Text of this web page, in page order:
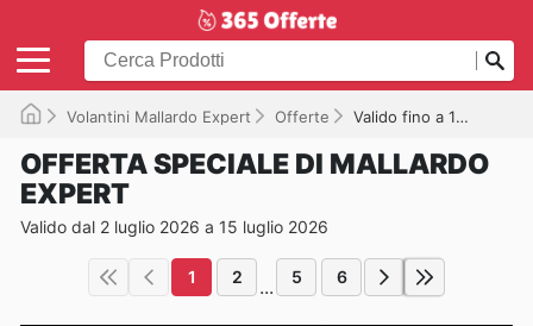
Volantini Mallardo Expert Offerte Valido fino a 15/07/2026
OFFERTA SPECIALE DI MALLARDO
EXPERT
Valido dal 2 luglio 2026 a 15 luglio 2026
1 2 ... 5 6